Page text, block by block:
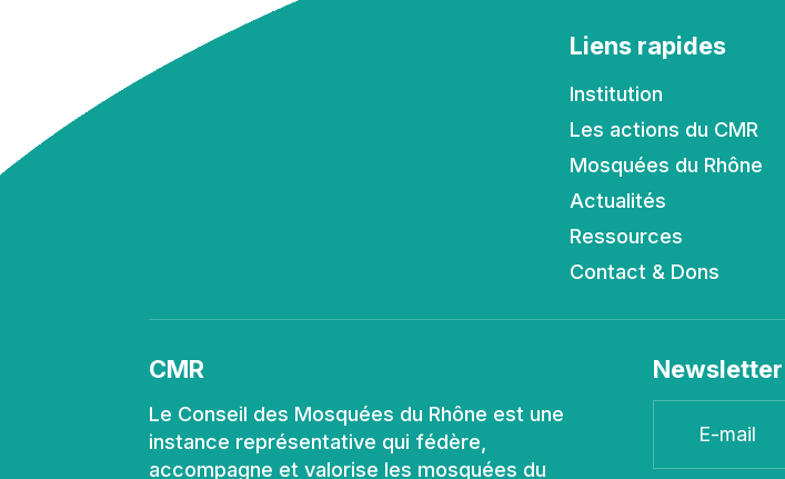
Liens rapides
Institution
Les actions du CMR
Mosquées du Rhône
Actualités
Ressources
Contact & Dons
CMR
Le Conseil des Mosquées du Rhône est une
instance représentative qui fédère,
accompagne et valorise les mosquées du
Newsletter